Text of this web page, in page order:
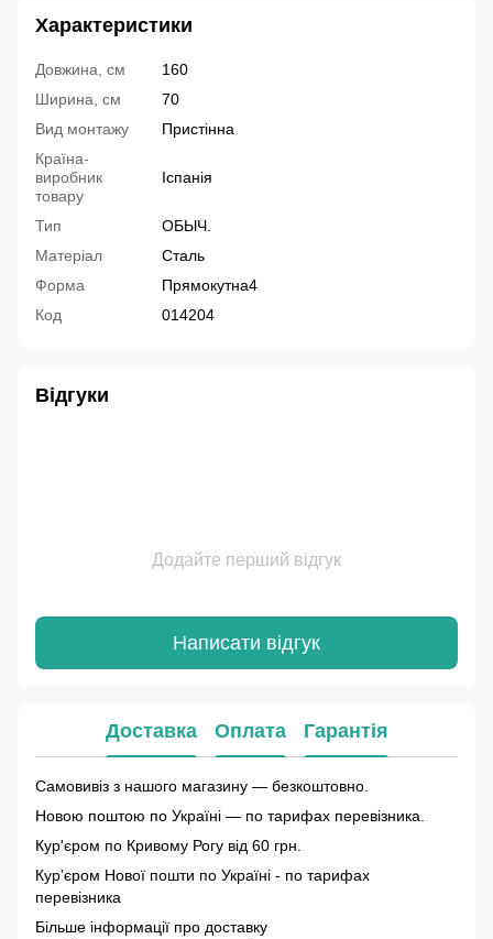
Характеристики
Довжина, см
160
Ширина, см
70
Вид монтажу
Пристінна
Країна-
виробник
товару
Іспанія
Тип
ОБЫЧ.
Матеріал
Сталь
Форма
Прямокутна4
Код
014204
Відгуки
Додайте перший відгук
Написати відгук
Доставка Оплата Гарантія
Самовивіз з нашого магазину — безкоштовно.
Новою поштою по Україні — по тарифах перевізника.
Кур'єром по Кривому Рогу від 60 грн.
Курʼєром Нової пошти по Україні - по тарифах
перевізника
Більше інформації про доставку